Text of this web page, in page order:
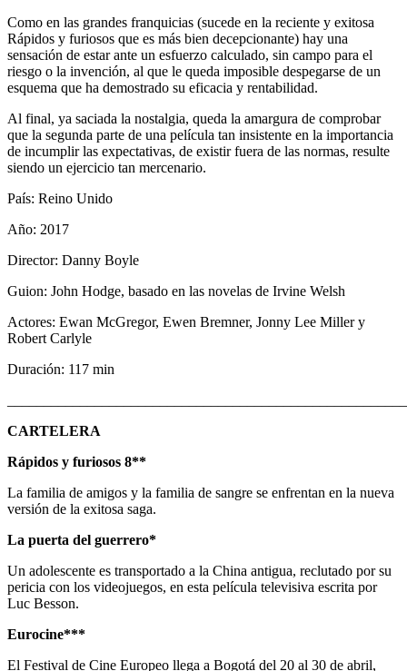
Como en las grandes franquicias (sucede en la reciente y exitosa
Rápidos y furiosos que es más bien decepcionante) hay una
sensación de estar ante un esfuerzo calculado, sin campo para el
riesgo o la invención, al que le queda imposible despegarse de un
esquema que ha demostrado su eficacia y rentabilidad.
Al final, ya saciada la nostalgia, queda la amargura de comprobar
que la segunda parte de una película tan insistente en la importancia
de incumplir las expectativas, de existir fuera de las normas, resulte
siendo un ejercicio tan mercenario.
País: Reino Unido
Año: 2017
Director: Danny Boyle
Guion: John Hodge, basado en las novelas de Irvine Welsh
Actores: Ewan McGregor, Ewen Bremner, Jonny Lee Miller y
Robert Carlyle
Duración: 117 min
CARTELERA
Rápidos y furiosos 8**
La familia de amigos y la familia de sangre se enfrentan en la nueva
versión de la exitosa saga.
La puerta del guerrero*
Un adolescente es transportado a la China antigua, reclutado por su
pericia con los videojuegos, en esta película televisiva escrita por
Luc Besson.
Eurocine***
El Festival de Cine Europeo llega a Bogotá del 20 al 30 de abril,